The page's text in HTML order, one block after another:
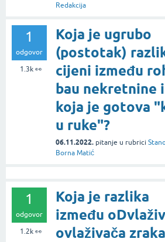
Redakcija
1
odgovor
1.3k👀
Koja je ugrubo
(postotak)
cijeni između
bau nekretnine
koja je gotova
u ruke"?
06.11.2022. pitanje u rubrici
Borna Matić
1
odgovor
1.2k👀
Koja je razlika
između
ovlaživača